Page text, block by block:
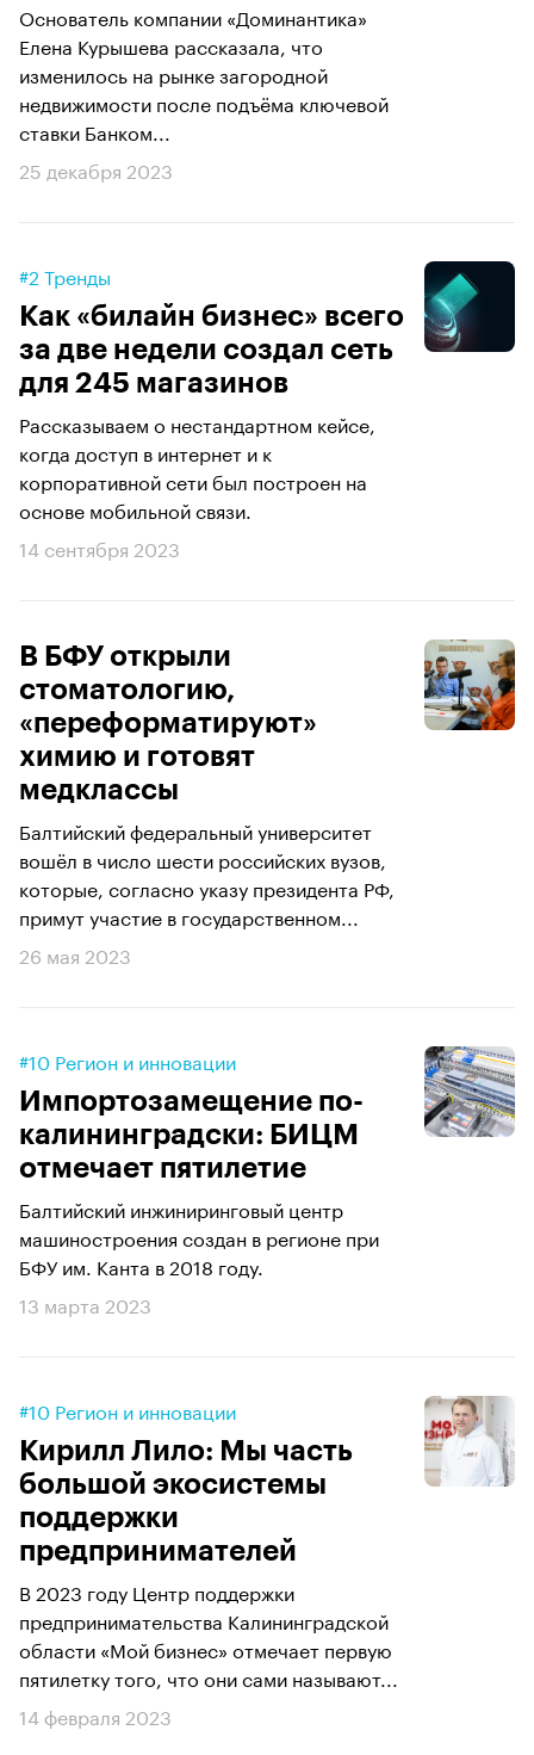
Основатель компании «Доминантика»
Елена Курышева рассказала, что
изменилось на рынке загородной
недвижимости после подъёма ключевой
ставки Банком...
25 декабря 2023
#2 Тренды
Как «билайн бизнес» всего
за две недели создал сеть
для 245 магазинов
Рассказываем о нестандартном кейсе,
когда доступ в интернет и к
корпоративной сети был построен на
основе мобильной связи.
14 сентября 2023
В БФУ открыли
стоматологию,
«переформатируют»
химию и готовят
медклассы
Балтийский федеральный университет
вошёл в число шести российских вузов,
которые, согласно указу президента РФ,
примут участие в государственном...
26 мая 2023
#10 Регион и инновации
Импортозамещение по-
калининградски: БИЦМ
отмечает пятилетие
Балтийский инжиниринговый центр
машиностроения создан в регионе при
БФУ им. Канта в 2018 году.
13 марта 2023
#10 Регион и инновации
Кирилл Лило: Мы часть
большой экосистемы
поддержки
предпринимателей
В 2023 году Центр поддержки
предпринимательства Калининградской
области «Мой бизнес» отмечает первую
пятилетку того, что они сами называют...
14 февраля 2023